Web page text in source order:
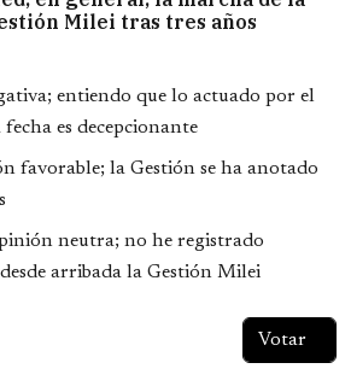
Milei tras tres años
entiendo que lo actuado por el
es decepcionante
favorable; la Gestión se ha anotado
neutra; no he registrado
arribada la Gestión Milei